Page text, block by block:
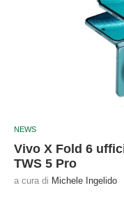
NEWS
Vivo X Fold 6
TWS 5 Pro
a cura di Michele Ingelido